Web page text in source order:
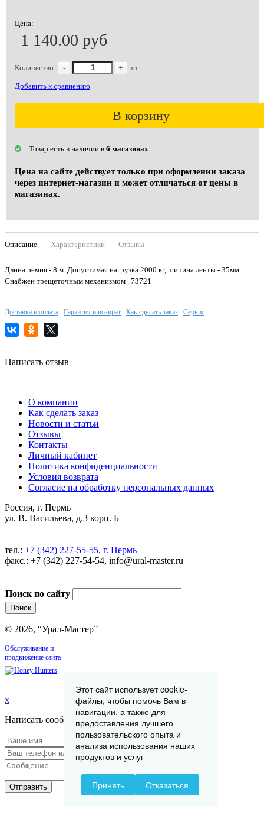
Цена:
1 140.00 руб
Количество: - + шт.
Добавить к сравнению
В корзину
Товар есть в наличии в 6 магазинах
Цена на сайте действует только при оформлении заказа
через интернет-магазин и может отличаться от цены в
магазинах.
Описание Характеристики Отзывы
Длина ремня - 8 м. Допустимая нагрузка 2000 кг, ширина ленты - 35мм.
Снабжен трещеточным механизмом . 73721
Доставка и оплата Гарантия и возврат Как сделать заказ Сервис
Написать отзыв
О компании
Как сделать заказ
Новости и статьи
Отзывы
Контакты
Личный кабинет
Политика конфиденциальности
Условия возврата
Согласие на обработку персональных данных
Россия, г. Пермь
ул. В. Васильева, д.3 корп. Б
тел.: +7 (342) 227-55-55, г. Пермь
факс.: +7 (342) 227-54-54, info@ural-master.ru
Поиск по сайту
© 2026, “Урал-Мастер”
Обслуживание и
продвижение сайта
x
Написать сообщение
Отправить
Этот сайт использует cookie-
файлы, чтобы помочь Вам в
навигации, а также для
предоставления лучшего
пользовательского опыта и
анализа использования наших
продуктов и услуг
Принять Отказаться